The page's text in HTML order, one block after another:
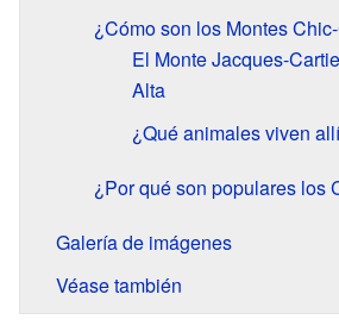
¿Cómo son los Montes
El Monte Jacques-
Alta
¿Qué animales viven
¿Por qué son populares los
Galería de imágenes
Véase también